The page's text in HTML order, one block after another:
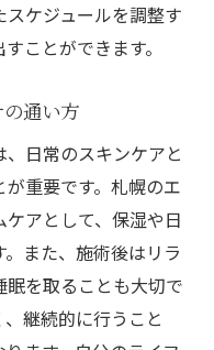
ケジュールを調整す
ことができます。
通い方
日常のスキンケアと
重要です。札幌のエ
アとして、保湿や日
また、施術後はリラ
を取ることも大切で
継続的に行うこと